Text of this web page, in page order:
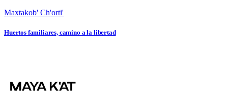
Maxtakob' Ch'orti'
Huertos familiares, camino a la libertad